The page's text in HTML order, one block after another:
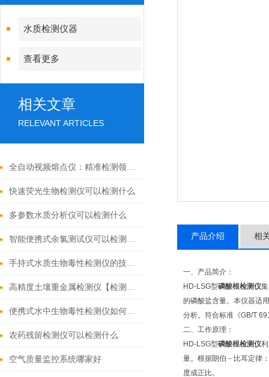
水质检测仪器
查看更多
相关文章
RELEVANT ARTICLES
全自动视频熔点仪：精准检测领域的多面手
快速荧光生物检测仪可以检测什么
多参数水质分析仪可以检测什么
智能便携式余氯测试仪可以检测什么（带你了解市场上好用的余氯测定仪）
手持式水质生物毒性检测仪的技术进展与应用前景
高精度土壤重金属检测仪【检测土壤的技术仪器&2021重磅推荐】
便携式水中生物毒性检测仪如何选择
农药残留检测仪可以检测什么
空气质量监控系统哪家好
产品介绍 相
一、产品简介：
HD-LSG型磷酸根检测仪
的磷酸盐含量。本仪器适
分析。符合标准《GB/T
二、工作原理：
HD-LSG型磷酸根检测仪
量。根据朗伯－比耳定律
度成正比。